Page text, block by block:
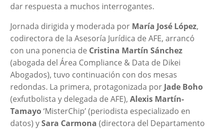
dar respuesta a muchos interrogantes.
Jornada dirigida y moderada por María José López,
codirectora de la Asesoría Jurídica de AFE, arrancó
con una ponencia de Cristina Martín Sánchez
(abogada del Área Compliance & Data de Dikei
Abogados), tuvo continuación con dos mesas
redondas. La primera, protagonizada por Jade Boho
(exfutbolista y delegada de AFE), Alexis Martín-
Tamayo‘MisterChip’ (periodista especializado en
datos) ySara Carmona (directora del Departamento